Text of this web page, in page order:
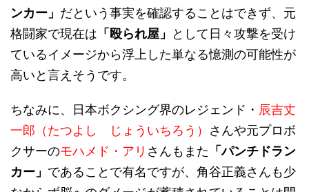
ンカー」 だという事実を確認することはできず、元
格闘家で現在は 「殴られ屋」
として日々攻撃を受け
ているイメージから浮上した単なる憶測の可能性が
高いと言えそうです。
ちなみに、日本ボクシング界のレジェンド・ 辰吉丈
一郎（たつよし じょういちろう） さんや元プロボ
クサーのモハメド・アリ さんもまた 「パンチドラン
カー」 であることで有名ですが、角谷正義さんも少